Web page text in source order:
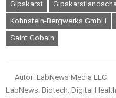
Gipskarst
Kohnstein-Bergwerks GmbH
Saint Gobain
Autor: LabNews Media LLC
LabNews: Biotech. Digital